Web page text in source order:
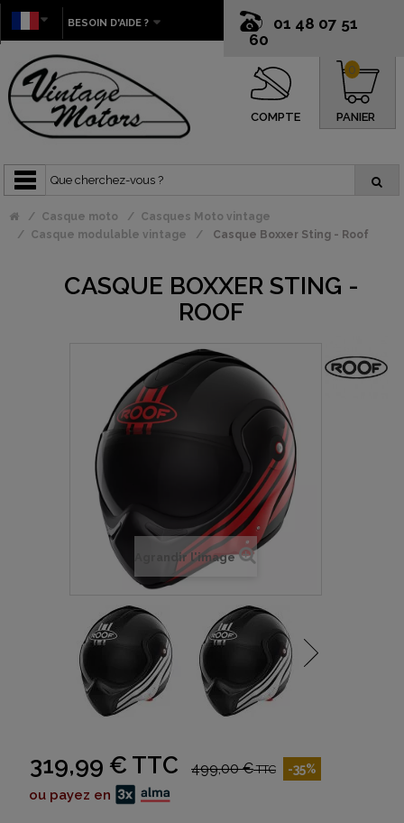
01 48 07 51
60
BESOIN D'AIDE ?
COMPTE PANIER
0
Casque moto
Casques Moto vintage
Casque modulable vintage
Casque Boxxer Sting - Roof
CASQUE BOXXER STING -
ROOF
Agrandir l'image
319,99 € TTC 499,00 €TTC -35%
ou payez en